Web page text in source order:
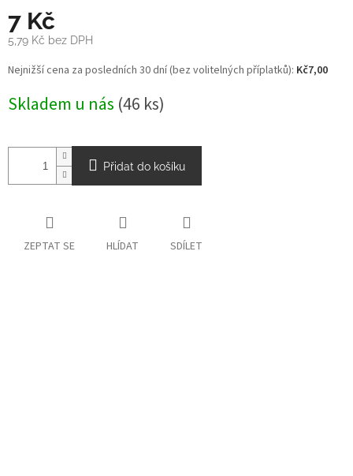
7 Kč
5,79 Kč bez DPH
Měrná
cena:
Nejnižší cena za posledních 30 dní (bez volitelných příplatků): Kč7,00
Skladem u nás (46 ks)
Přidat do košíku
ZEPTAT SE HLÍDAT SDÍLET